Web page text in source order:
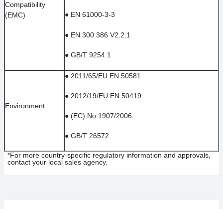
Compatibility
(EMC)
● EN 61000-3-3
● EN 300 386 V2.2.1
● GB/T 9254.1
Environment
● 2011/65/EU EN 50581
● 2012/19/EU EN 50419
● (EC) No.1907/2006
● GB/T 26572
*For more country-specific regulatory information and approvals,
contact your local sales agency.